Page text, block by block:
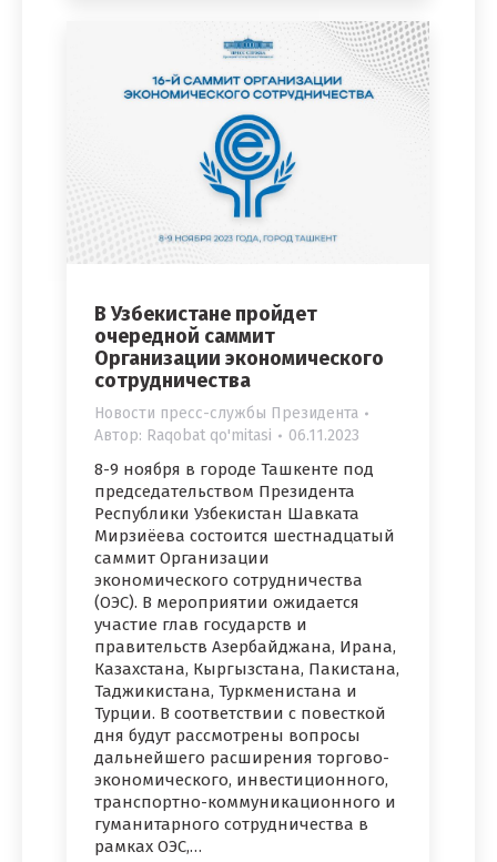
В Узбекистане пройдет
очередной саммит
Организации экономического
сотрудничества
Новости пресс-службы Президента
Автор: Raqobat qo'mitasi 06.11.2023
8-9 ноября в городе Ташкенте под
председательством Президента
Республики Узбекистан Шавката
Мирзиёева состоится шестнадцатый
саммит Организации
экономического сотрудничества
(ОЭС). В мероприятии ожидается
участие глав государств и
правительств Азербайджана, Ирана,
Казахстана, Кыргызстана, Пакистана,
Таджикистана, Туркменистана и
Турции. В соответствии с повесткой
дня будут рассмотрены вопросы
дальнейшего расширения торгово-
экономического, инвестиционного,
транспортно-коммуникационного и
гуманитарного сотрудничества в
рамках ОЭС,…